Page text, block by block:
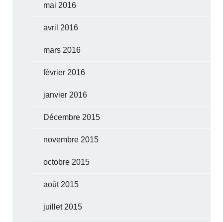
mai 2016
avril 2016
mars 2016
février 2016
janvier 2016
Décembre 2015
novembre 2015
octobre 2015
août 2015
juillet 2015